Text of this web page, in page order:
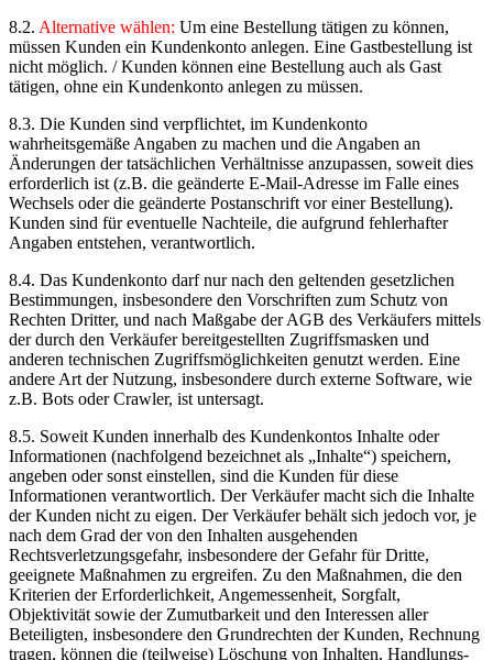
8.2. Alternative wählen: Um eine Bestellung tätigen zu können,
müssen Kunden ein Kundenkonto anlegen. Eine Gastbestellung ist
nicht möglich. / Kunden können eine Bestellung auch als Gast
tätigen, ohne ein Kundenkonto anlegen zu müssen.
8.3. Die Kunden sind verpflichtet, im Kundenkonto
wahrheitsgemäße Angaben zu machen und die Angaben an
Änderungen der tatsächlichen Verhältnisse anzupassen, soweit dies
erforderlich ist (z.B. die geänderte E-Mail-Adresse im Falle eines
Wechsels oder die geänderte Postanschrift vor einer Bestellung).
Kunden sind für eventuelle Nachteile, die aufgrund fehlerhafter
Angaben entstehen, verantwortlich.
8.4. Das Kundenkonto darf nur nach den geltenden gesetzlichen
Bestimmungen, insbesondere den Vorschriften zum Schutz von
Rechten Dritter, und nach Maßgabe der AGB des Verkäufers mittels
der durch den Verkäufer bereitgestellten Zugriffsmasken und
anderen technischen Zugriffsmöglichkeiten genutzt werden. Eine
andere Art der Nutzung, insbesondere durch externe Software, wie
z.B. Bots oder Crawler, ist untersagt.
8.5. Soweit Kunden innerhalb des Kundenkontos Inhalte oder
Informationen (nachfolgend bezeichnet als „Inhalte“) speichern,
angeben oder sonst einstellen, sind die Kunden für diese
Informationen verantwortlich. Der Verkäufer macht sich die Inhalte
der Kunden nicht zu eigen. Der Verkäufer behält sich jedoch vor, je
nach dem Grad der von den Inhalten ausgehenden
Rechtsverletzungsgefahr, insbesondere der Gefahr für Dritte,
geeignete Maßnahmen zu ergreifen. Zu den Maßnahmen, die den
Kriterien der Erforderlichkeit, Angemessenheit, Sorgfalt,
Objektivität sowie der Zumutbarkeit und den Interessen aller
Beteiligten, insbesondere den Grundrechten der Kunden, Rechnung
tragen, können die (teilweise) Löschung von Inhalten, Handlungs-